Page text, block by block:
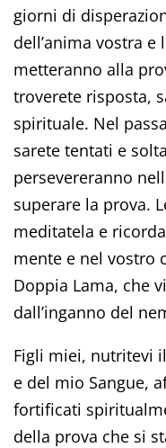
giorni di
dell’anima vostra e
metteranno alla
troverete risposta,
spirituale. Nel
sarete tentati e
persevereranno
superare la prova.
meditatela e
mente e nel vostro
Doppia Lama, che
dall’inganno del
Figli miei, nutritevi
e del mio Sangue,
fortificati
della prova che si